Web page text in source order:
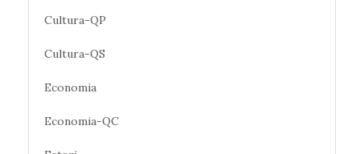
Cultura-QP
Cultura-QS
Economia
Economia-QC